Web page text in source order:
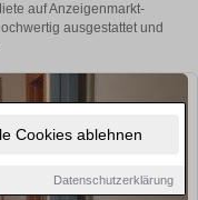
Cookies ablehnen
Datenschutzerklärung
auf Anzeigenmarkt-
ausgestattet und